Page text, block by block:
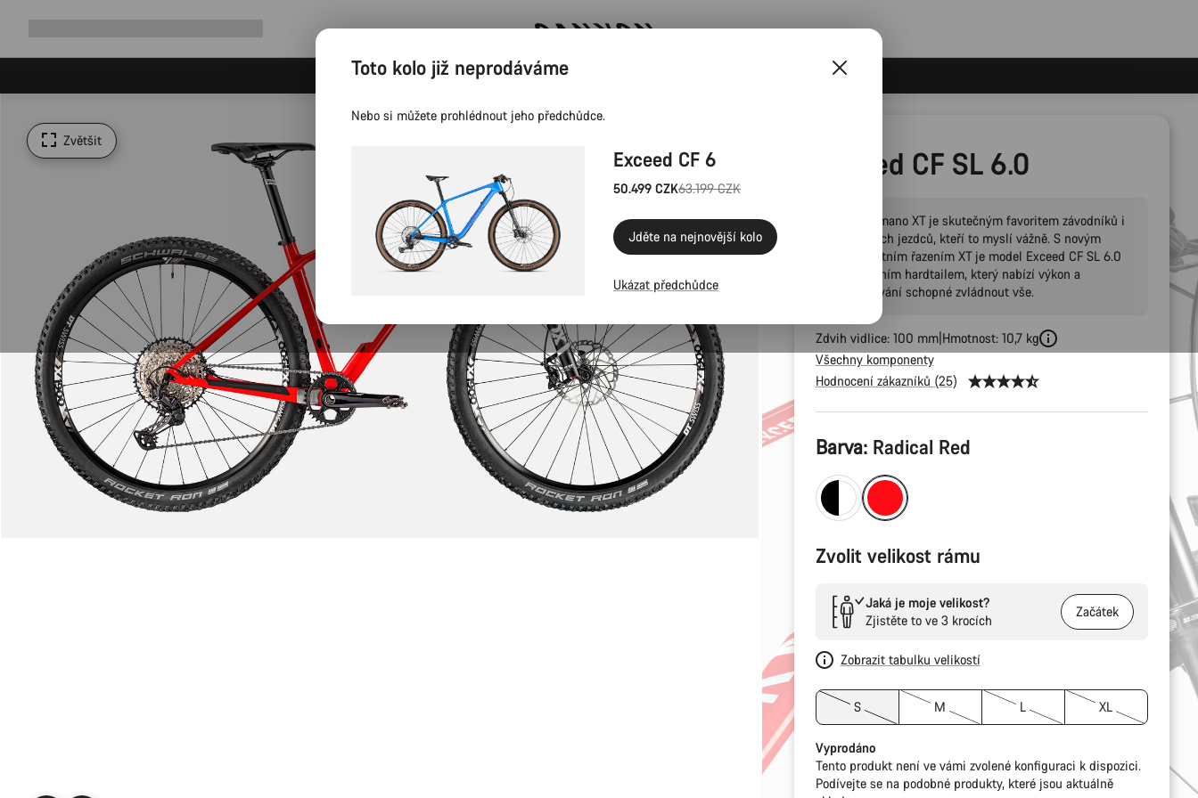
Ušetřete s newsletterem Canyon
Zvětšit
Exceed CF SL 6.0
Sada Shimano XT je skutečným favoritem závodníků i
rekreačních jezdců, kteří to myslí vážně. S novým
12rychlostním řazením XT je model Exceed CF SL 6.0
XC závodním hardtailem, který nabízí výkon a
zpřevodování schopné zvládnout vše.
Zdvih vidlice: 100 mm Hmotnost: 10,7 kg
Všechny komponenty
Hodnocení zákazníků (25)
Konfigurace
produktu
Barva: Radical Red
Zvolit velikost rámu
Jaká je moje velikost?
Zjistěte to ve 3 krocích
Začátek
Zobrazit tabulku velikostí
S M L XL
Vyprodáno
Tento produkt není ve vámi zvolené konfiguraci k dispozici.
Podívejte se na podobné produkty, které jsou aktuálně
Toto kolo již neprodáváme
Nebo si můžete prohlédnout jeho předchůdce.
Exceed CF 6
50.499 CZK
Původní
63.199 CZK
Jděte na nejnovější kolo
Ukázat předchůdce